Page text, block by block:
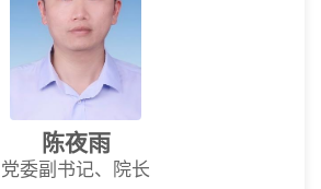
陈夜雨
党委副书记、院长